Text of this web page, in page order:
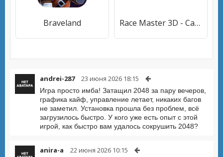
Braveland Race Master 3D - Car Racing
andrei-287 23 июня 2026 18:15
Игра просто имба! Затащил 2048 за пару вечеров,
графика кайф, управление летает, никаких багов
не заметил. Установка прошла без проблем, всё
загрузилось быстро. У кого уже есть опыт с этой
игрой, как быстро вам удалось сокрушить 2048?
anira-a 22 июня 2026 10:15